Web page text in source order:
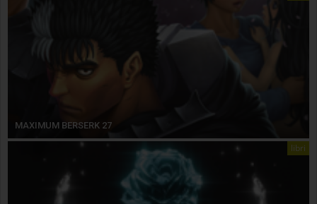
MAXIMUM BERSERK 27
libri